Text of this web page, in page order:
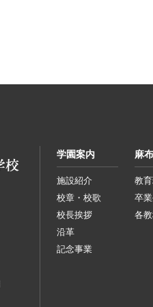
学園案内
施設紹介
校章・校歌
校長挨拶
沿革
記念事業
麻
教
卒
各